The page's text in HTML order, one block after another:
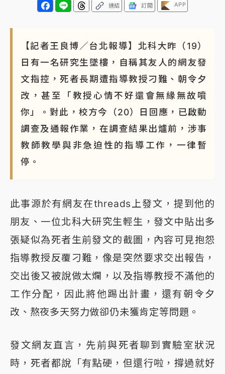
連結 訂閱 APP
【記者王良博／台北報導】北科大昨（19）
日有一名研究生墜樓，自稱其友人的網友發
文指控，死者長期遭指導教授刁難、朝令夕
改，甚至「教授心情不好還會無緣無故噴
你」。對此，校方今（20）日回應，已啟動
調查及通報作業，在調查結果出爐前，涉事
教師教學與非急迫性的指導工作，一律暫
停。
此事源於有網友在threads上發文，提到他的
朋友、一位北科大研究生輕生，發文中貼出多
張疑似為死者生前發文的截圖，內容可見抱怨
指導教授反覆刁難，像是突然要求交出報告，
交出後又被說做太爛，以及指導教授不滿他的
工作分配，因此將他踢出計畫，還有朝令夕
改、熬夜多天努力做卻仍未獲肯定等問題。
發文網友直言，先前與死者聊到實驗室狀況
時，死者都說「有點硬，但還行啦，撐過就好